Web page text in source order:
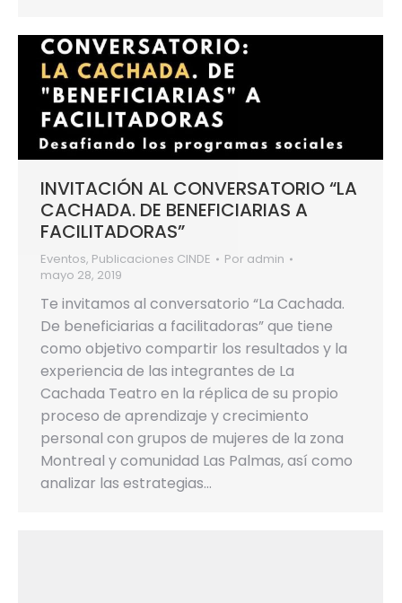
INVITACIÓN AL CONVERSATORIO “LA
CACHADA. DE BENEFICIARIAS A
FACILITADORAS”
Eventos, Publicaciones CINDE Por admin
mayo 28, 2019
Te invitamos al conversatorio “La Cachada.
De beneficiarias a facilitadoras” que tiene
como objetivo compartir los resultados y la
experiencia de las integrantes de La
Cachada Teatro en la réplica de su propio
proceso de aprendizaje y crecimiento
personal con grupos de mujeres de la zona
Montreal y comunidad Las Palmas, así como
analizar las estrategias…